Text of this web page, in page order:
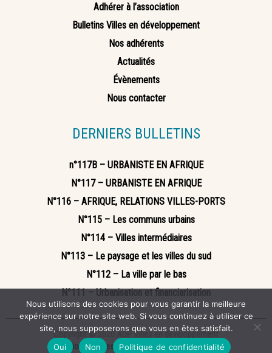
Adhérer à l’association
Bulletins Villes en développement
Nos adhérents
Actualités
Évènements
Nous contacter
DERNIERS BULLETINS
n°117B – URBANISTE EN AFRIQUE
N°117 – URBANISTE EN AFRIQUE
N°116 – AFRIQUE, RELATIONS VILLES-PORTS
N°115 – Les communs urbains
N°114 – Villes intermédiaires
N°113 – Le paysage et les villes du sud
N°112 – La ville par le bas
N°111 – Urbanisation et financiarisation
Copyright © 2020 ADP Villes en développement
Mentions légales
Politique de confidentialité
Nous utilisons des cookies pour vous garantir la meilleure
expérience sur notre site web. Si vous continuez à utiliser ce
site, nous supposerons que vous en êtes satisfait.
Oui
Non Politique de confidentialité